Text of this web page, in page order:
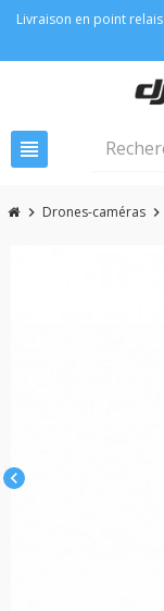
Livraison en point relais
view_headline
chevron_right Drones-caméras chevron_right
chevron_left